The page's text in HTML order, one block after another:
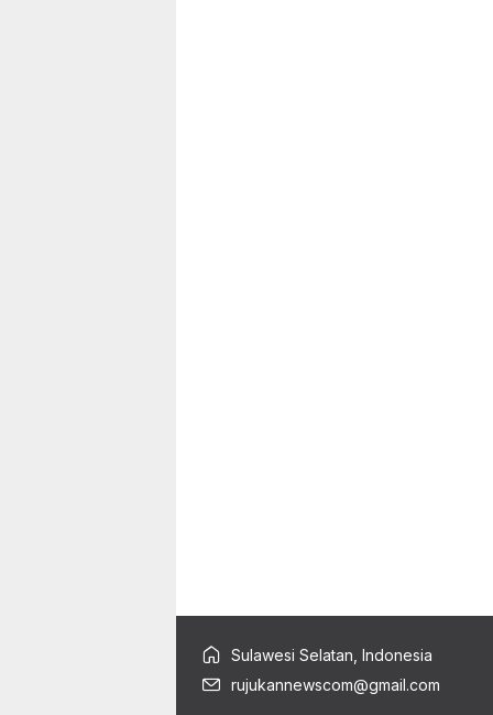
Sulawesi Selatan, Indonesia
rujukannewscom@gmail.com